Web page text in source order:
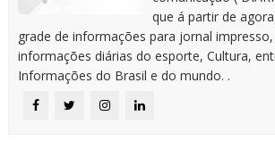
que á partir de
grade de informações para jornal
informações diárias do esporte, Cultura,
Informações do Brasil e do mundo. .